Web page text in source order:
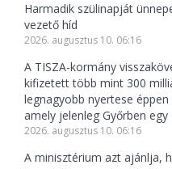
Harmadik szülinapját
vezető híd
2026. augusztus 10. 06:16
A TISZA-kormány
kifizetett több mint 300
legnagyobb nyertese
amely jelenleg Győrben
2026. augusztus 10. 06:16
A minisztérium azt ajánlja,